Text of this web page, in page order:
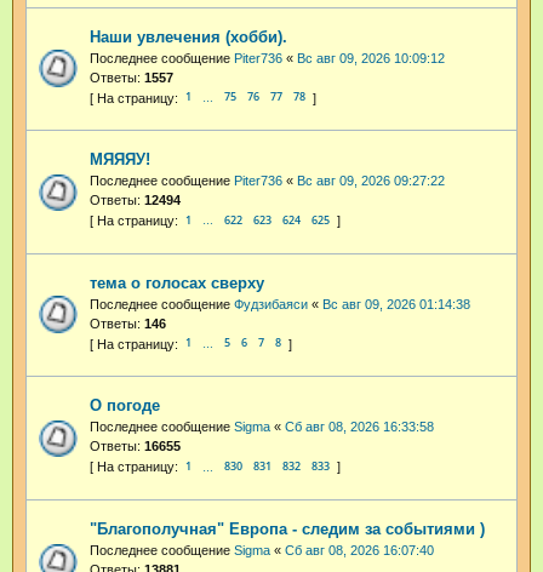
Наши увлечения (хобби).
Последнее сообщение Piter736 « Вс авг 09, 2026 10:09:12
Ответы: 1557
1 75 76 77 78
МЯЯЯУ!
Последнее сообщение Piter736 « Вс авг 09, 2026 09:27:22
Ответы: 12494
1 … 622 623 624 625
тема о голосах сверху
Последнее сообщение Фудзибаяси « Вс авг 09, 2026 01:14:38
Ответы: 146
1 5 6 7 8
О погоде
Последнее сообщение Sigma « Сб авг 08, 2026 16:33:58
Ответы: 16655
1 830 831 832 833
"Благополучная" Европа - следим за событиями )
Последнее сообщение Sigma « Сб авг 08, 2026 16:07:40